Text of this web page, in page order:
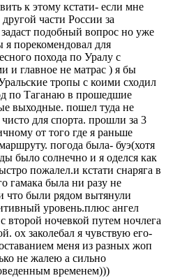
к этому кстати- если мне
части России за
подобный вопрос но уже
я порекомендовал для
похода по Уралу с
и главное не матрас ) я бы
тропы с коими сходил
по Таганаю в прошедшие
выходные. пошел туда не
для спорта. прошли за 3
от того где я раньше
погода была- буэ(хотя
было солнечно и я оделся как
пожалел.и кстати снаряга в
гамака была ни разу не
что были рядом вытянули
уровень.плюс ангел
второй ночевкой путем ночлега
ох заколебал я чувствую его-
меня из разных жоп
не жалею а сильно
временем)))